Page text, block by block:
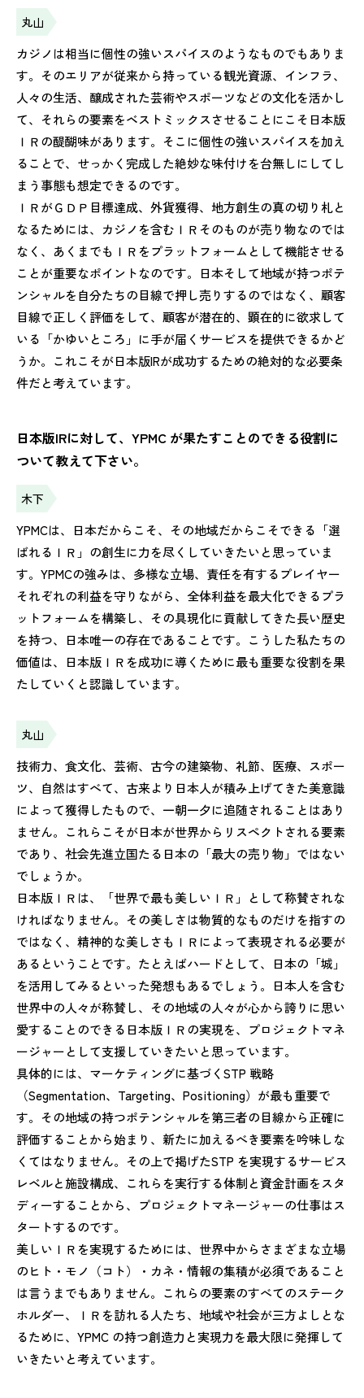
丸山
カジノは相当に個性の強いスパイスのようなものでもありま
す。そのエリアが従来から持っている観光資源、インフラ、
人々の生活、醸成された芸術やスポーツなどの文化を活かし
て、それらの要素をベストミックスさせることにこそ日本版
ＩＲの醍醐味があります。そこに個性の強いスパイスを加え
ることで、せっかく完成した絶妙な味付けを台無しにしてし
まう事態も想定できるのです。
ＩＲがＧＤＰ目標達成、外貨獲得、地方創生の真の切り札と
なるためには、カジノを含むＩＲそのものが売り物なのでは
なく、あくまでもＩＲをプラットフォームとして機能させる
ことが重要なポイントなのです。日本そして地域が持つポテ
ンシャルを自分たちの目線で押し売りするのではなく、顧客
目線で正しく評価をして、顧客が潜在的、顕在的に欲求して
いる「かゆいところ」に手が届くサービスを提供できるかど
うか。これこそが日本版IRが成功するための絶対的な必要条
件だと考えています。
日本版IRに対して、YPMC が果たすことのできる役割に
ついて教えて下さい。
木下
YPMCは、日本だからこそ、その地域だからこそできる「選
ばれるＩＲ」の創生に力を尽くしていきたいと思っていま
す。YPMCの強みは、多様な立場、責任を有するプレイヤー
それぞれの利益を守りながら、全体利益を最大化できるプラ
ットフォームを構築し、その具現化に貢献してきた長い歴史
を持つ、日本唯一の存在であることです。こうした私たちの
価値は、日本版ＩＲを成功に導くために最も重要な役割を果
たしていくと認識しています。
丸山
技術力、食文化、芸術、古今の建築物、礼節、医療、スポー
ツ、自然はすべて、古来より日本人が積み上げてきた美意識
によって獲得したもので、一朝一夕に追随されることはあり
ません。これらこそが日本が世界からリスペクトされる要素
であり、社会先進立国たる日本の「最大の売り物」ではない
でしょうか。
日本版ＩＲは、「世界で最も美しいＩＲ」として称賛されな
ければなりません。その美しさは物質的なものだけを指すの
ではなく、精神的な美しさもＩＲによって表現される必要が
あるということです。たとえばハードとして、日本の「城」
を活用してみるといった発想もあるでしょう。日本人を含む
世界中の人々が称賛し、その地域の人々が心から誇りに思い
愛することのできる日本版ＩＲの実現を、プロジェクトマネ
ージャーとして支援していきたいと思っています。
具体的には、マーケティングに基づくSTP 戦略
（Segmentation、Targeting、Positioning）が最も重要で
す。その地域の持つポテンシャルを第三者の目線から正確に
評価することから始まり、新たに加えるべき要素を吟味しな
くてはなりません。その上で掲げたSTP を実現するサービス
レベルと施設構成、これらを実行する体制と資金計画をスタ
ディーすることから、プロジェクトマネージャーの仕事はス
タートするのです。
美しいＩＲを実現するためには、世界中からさまざまな立場
のヒト・モノ（コト）・カネ・情報の集積が必須であること
は言うまでもありません。これらの要素のすべてのステーク
ホルダー、ＩＲを訪れる人たち、地域や社会が三方よしとな
るために、YPMC の持つ創造力と実現力を最大限に発揮して
いきたいと考えています。